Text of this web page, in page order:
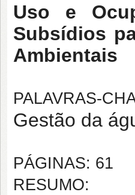
Uso e
Subsídios
Ambientais
PALAVRAS-
Gestão da
PÁGINAS: 61
RESUMO: